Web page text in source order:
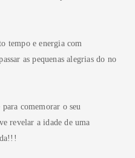
tempo e energia com
as pequenas alegrias do no
comemorar o seu
revelar a idade de uma